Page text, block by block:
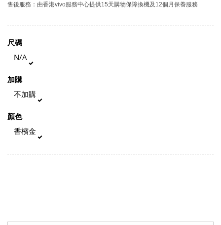
售後服務：由香港vivo服務中心提供15天購物保障換機及12個月保養服務
尺碼
N/A
加購
不加購
顏色
香檳金